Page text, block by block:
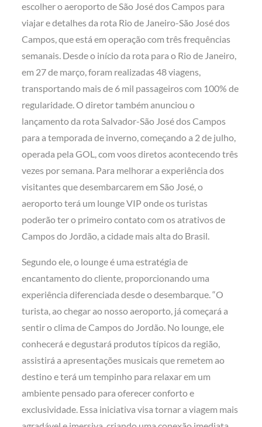
escolher o aeroporto de São José dos Campos para
viajar e detalhes da rota Rio de Janeiro-São José dos
Campos, que está em operação com três frequências
semanais. Desde o início da rota para o Rio de Janeiro,
em 27 de março, foram realizadas 48 viagens,
transportando mais de 6 mil passageiros com 100% de
regularidade. O diretor também anunciou o
lançamento da rota Salvador-São José dos Campos
para a temporada de inverno, começando a 2 de julho,
operada pela GOL, com voos diretos acontecendo três
vezes por semana. Para melhorar a experiência dos
visitantes que desembarcarem em São José, o
aeroporto terá um lounge VIP onde os turistas
poderão ter o primeiro contato com os atrativos de
Campos do Jordão, a cidade mais alta do Brasil.
Segundo ele, o lounge é uma estratégia de
encantamento do cliente, proporcionando uma
experiência diferenciada desde o desembarque. “O
turista, ao chegar ao nosso aeroporto, já começará a
sentir o clima de Campos do Jordão. No lounge, ele
conhecerá e degustará produtos típicos da região,
assistirá a apresentações musicais que remetem ao
destino e terá um tempinho para relaxar em um
ambiente pensado para oferecer conforto e
exclusividade. Essa iniciativa visa tornar a viagem mais